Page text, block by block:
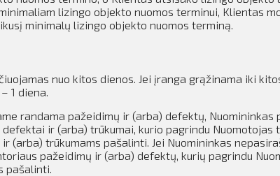
lizingo objekto nuomos terminui, Klientas
minimalų lizingo objekto nuomos terminą.
nuo kitos dienos. Jei įranga grąžinama iki
1 diena.
randama pažeidimų ir (arba) defektų,
ir (arba) trūkumai, kurio pagrindu
(arba) trūkumams pašalinti. Jei Nuomininkas
pažeidimų ir (arba) defektų, kurių pagrindu
pašalinti.